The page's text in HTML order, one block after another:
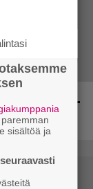
Pass -
sisältöä ja